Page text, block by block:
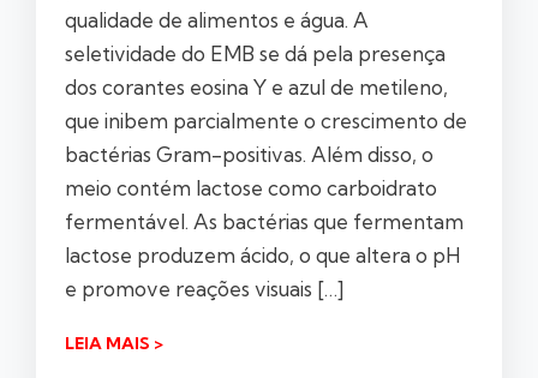
qualidade de alimentos e água. A
seletividade do EMB se dá pela presença
dos corantes eosina Y e azul de metileno,
que inibem parcialmente o crescimento de
bactérias Gram-positivas. Além disso, o
meio contém lactose como carboidrato
fermentável. As bactérias que fermentam
lactose produzem ácido, o que altera o pH
e promove reações visuais […]
LEIA MAIS >